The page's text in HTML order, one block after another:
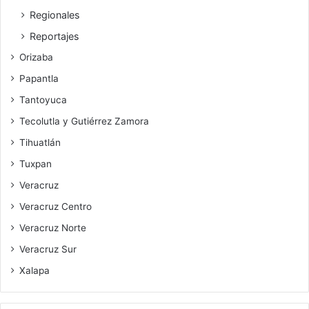
Regionales
Reportajes
Orizaba
Papantla
Tantoyuca
Tecolutla y Gutiérrez Zamora
Tihuatlán
Tuxpan
Veracruz
Veracruz Centro
Veracruz Norte
Veracruz Sur
Xalapa